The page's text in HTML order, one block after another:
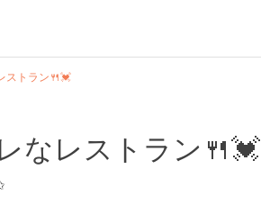
ストラン🍴💓
なレストラン🍴💓